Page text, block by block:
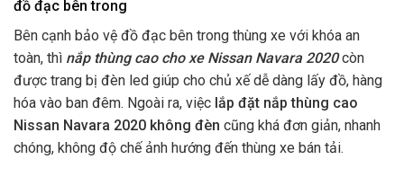
đồ đạc bên trong
Bên cạnh bảo vệ đồ đạc bên trong thùng xe với khóa an
toàn, thì nắp thùng cao cho xe Nissan Navara 2020còn
được trang bị đèn led giúp cho chủ xế dễ dàng lấy đồ, hàng
hóa vào ban đêm. Ngoài ra, việc lắp đặt nắp thùng cao
Nissan Navara 2020 không đèn cũng khá đơn giản, nhanh
chóng, không độ chế ảnh hướng đến thùng xe bán tải.